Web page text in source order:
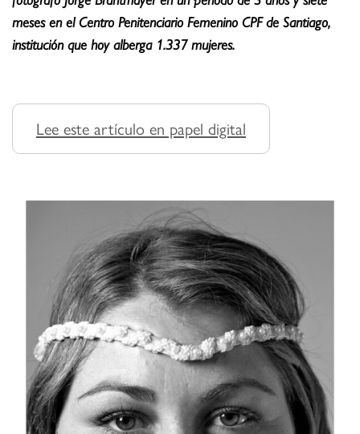
meses en el Centro Penitenciario Femenino CPF de Santiago,
institución que hoy alberga 1.337 mujeres.
Lee este artículo en papel digital